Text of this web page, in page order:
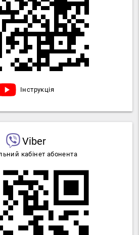
Інструкція
Viber
кабінет абонента